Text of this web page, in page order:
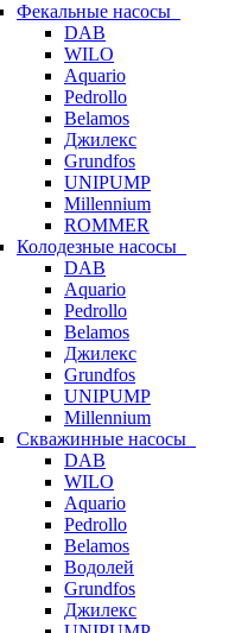
Фекальные насосы
DAB
WILO
Aquario
Pedrollo
Belamos
Джилекс
Grundfos
UNIPUMP
Millennium
ROMMER
Колодезные насосы
DAB
Aquario
Pedrollo
Belamos
Джилекс
Grundfos
UNIPUMP
Millennium
Скважинные насосы
DAB
WILO
Aquario
Pedrollo
Belamos
Водолей
Grundfos
Джилекс